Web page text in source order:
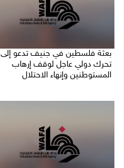
بعثة فلسطين في جنيف تدعو إلى
تحرك دولي عاجل لوقف إرهاب
المستوطنين وإنهاء الاحتلال